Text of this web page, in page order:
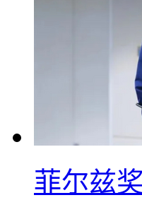
菲尔兹